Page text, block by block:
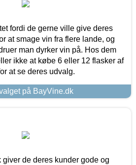
fordi de gerne ville give deres
at smage vin fra flere lande, og
man dyrker vin på. Hos dem
ikke at købe 6 eller 12 flasker af
at se deres udvalg.
på BayVine.dk
de deres kunder gode og